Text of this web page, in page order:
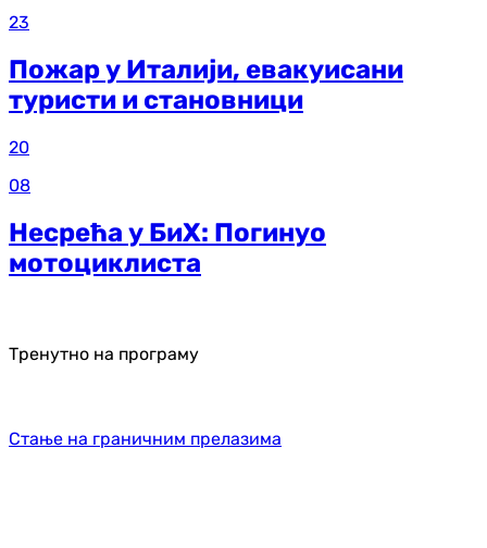
23
Пожар у Италији, евакуисани
туристи и становници
20
08
Несрећа у БиХ: Погинуо
мотоциклиста
Тренутно на програму
Стање на граничним прелазима